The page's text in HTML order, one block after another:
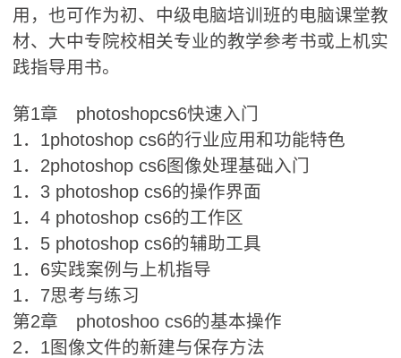
用，也可作为初、中级电脑培训班的电脑课堂教
材、大中专院校相关专业的教学参考书或上机实
践指导用书。
第1章 photoshopcs6快速入门
1．1photoshop cs6的行业应用和功能特色
1．2photoshop cs6图像处理基础入门
1．3 photoshop cs6的操作界面
1．4 photoshop cs6的工作区
1．5 photoshop cs6的辅助工具
1．6实践案例与上机指导
1．7思考与练习
第2章 photoshoo cs6的基本操作
2．1图像文件的新建与保存方法